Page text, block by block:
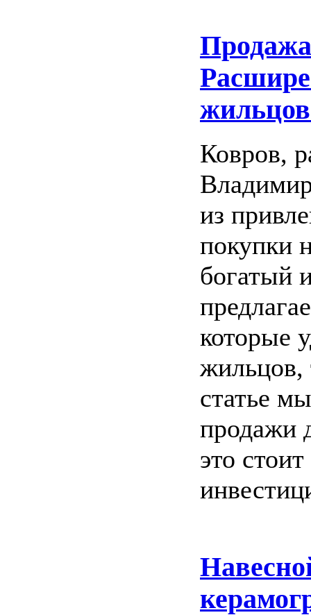
Ковров,
из
покупки
богатый
которые
жильцов,
статье
продажи
это